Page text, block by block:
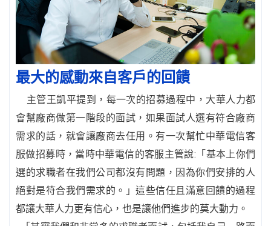
最大的感動來自客戶的回饋
主管王凱平提到，每一次的招募過程中，大華人力都
會幫廠商做第一階段的面試，如果面試人選有符合廠商
需求的話，就會讓廠商去任用。有一次幫忙中華電信客
服做招募時，當時中華電信的客服主管說:「基本上你們
選的求職者在我們公司都沒有問題，因為你們安排的人
絕對是符合我們需求的。」這些信任且滿意回饋的過程
都讓大華人力更有信心，也是讓他們進步的莫大動力。